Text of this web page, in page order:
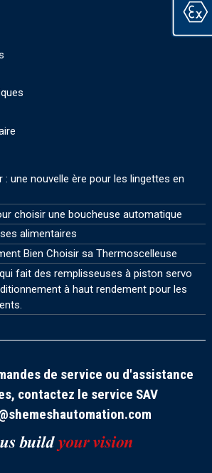
: une nouvelle ère pour les lingettes en
choisir une boucheuse automatique
alimentaires
Bien Choisir sa Thermoscelleuse
fait des remplisseuses à piston servo
à haut rendement pour les
de service ou d'assistance
contactez le service SAV